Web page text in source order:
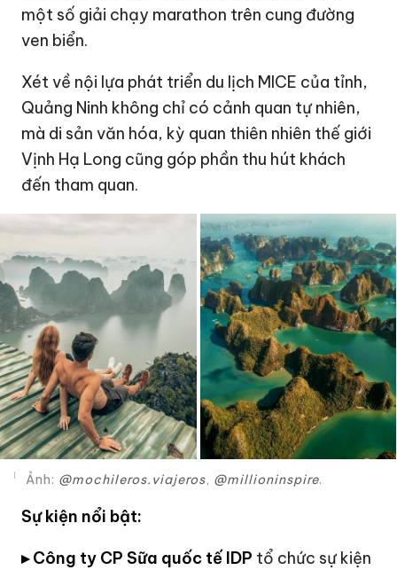
một số giải chạy marathon trên cung đường
ven biển.
Xét về nội lựa phát triển du lịch MICE của tỉnh,
Quảng Ninh không chỉ có cảnh quan tự nhiên,
mà di sản văn hóa, kỳ quan thiên nhiên thế giới
Vịnh Hạ Long cũng góp phần thu hút khách
đến tham quan.
Ảnh: @mochileros.viajeros, @millioninspire.
Sự kiện nổi bật:
▸ Công ty CP Sữa quốc tế IDP tổ chức sự kiện